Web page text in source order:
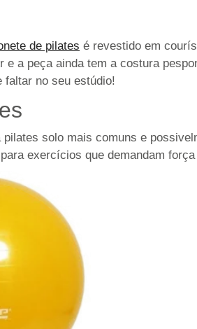
de pilates é revestido em
e a peça ainda tem a costura
faltar no seu estúdio!
solo mais comuns e
exercícios que demandam